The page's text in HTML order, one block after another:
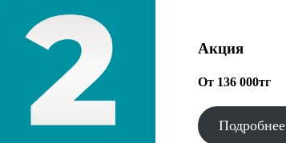
Акция
От 136 000тг
Подробнее